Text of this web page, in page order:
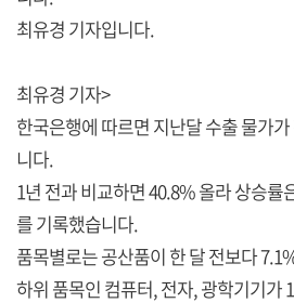
최유경 기자입니다.
최유경 기자>
한국은행에 따르면 지난달 수출 물가
니다.
1년 전과 비교하면 40.8% 올라 상승률
를 기록했습니다.
품목별로는 공산품이 한 달 전보다
하위 품목인 컴퓨터, 전자, 광학기기가